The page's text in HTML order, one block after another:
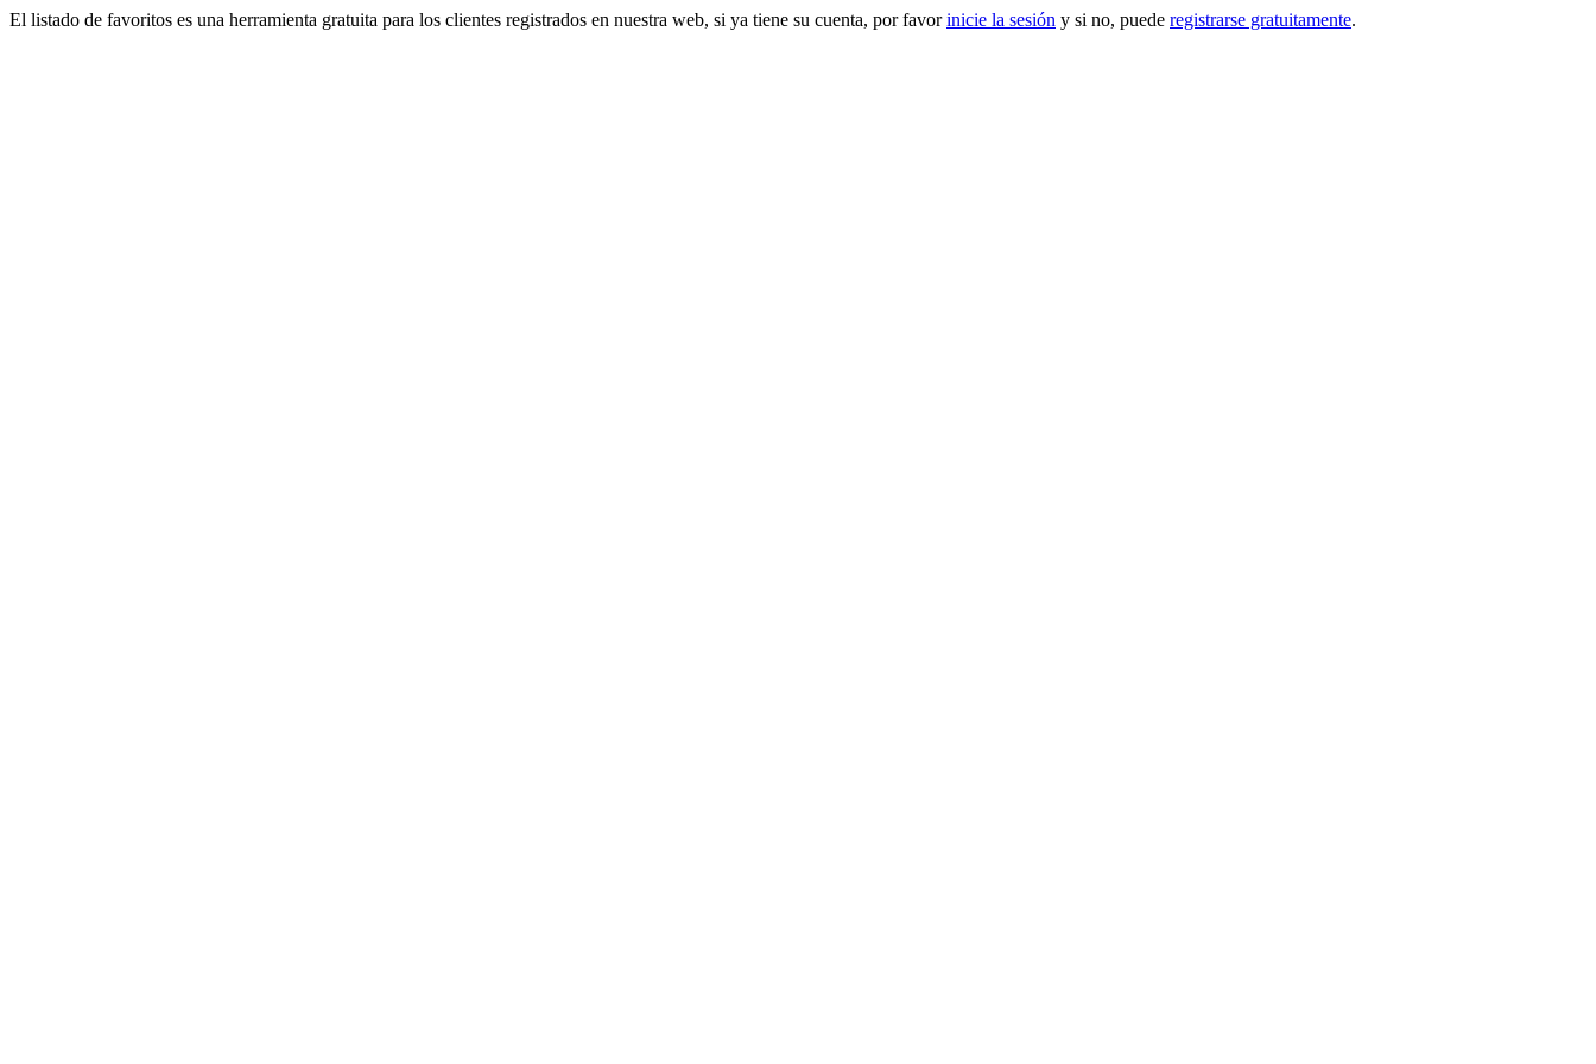
El listado de favoritos es una herramienta gratuita para los clientes registrados en nuestra web, si ya tiene su cuenta, por favorinicie la sesión y si no, puede registrarse gratuitamente.